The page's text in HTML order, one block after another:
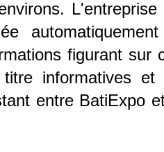
figurant sur
informatives et
entre BatiExpo